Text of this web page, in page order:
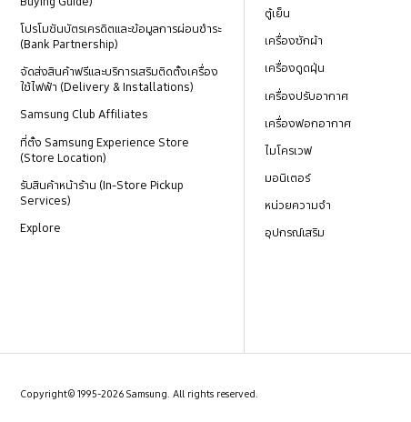
โปรโมชันบัตรเครดิตและข้อมูลการผ่อนชำระ
(Bank Partnership)
จัดส่งสินค้าฟรีและบริการเสริมติดตั้งเครื่อง
ใช้ไฟฟ้า (Delivery & Installations)
Samsung Club Affiliates
ที่ตั้ง Samsung Experience Store
(Store Location)
รับสินค้าหน้าร้าน (In-Store Pickup
Services)
Explore
ตู้เย็น
เครื่องซักผ้า
เครื่องดูดฝุ่น
เครื่องปรับอากาศ
เครื่องฟอกอากาศ
ไมโครเวฟ
มอนิเตอร์
หน่วยความจำ
อุปกรณ์เสริม
Copyright© 1995-2026 Samsung. All rights reserved.